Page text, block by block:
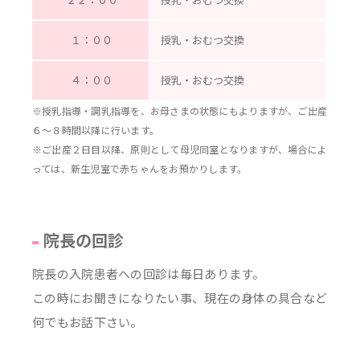
１：００ 授乳・おむつ交換
４：００ 授乳・おむつ交換
※授乳指導・調乳指導を、お母さまの状態にもよりますが、ご出産
６～８時間以降に行います。
※ご出産２日目以降、原則として母児同室となりますが、場合によ
っては、新生児室で赤ちゃんをお預かりします。
院長の回診
院長の入院患者への回診は毎日あります。
この時にお聞きになりたい事、現在の身体の具合など
何でもお話下さい。